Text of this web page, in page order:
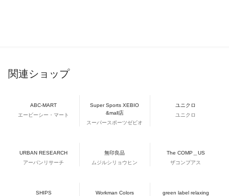
関連ショップ
ABC-MART
エービーシー・マート
Super Sports XEBIO
&mall店
スーパースポーツゼビオ
ユニクロ
ユニクロ
URBAN RESEARCH
アーバンリサーチ
無印良品
ムジルシリョウヒン
The COMP＿US
ザコンプアス
SHIPS
Workman Colors
green label relaxing